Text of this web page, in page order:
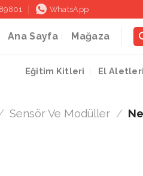
WhatsApp
Ana Sayfa Mağaza
Eğitim Kitleri El Aletleri
Sensör Ve Modüller /